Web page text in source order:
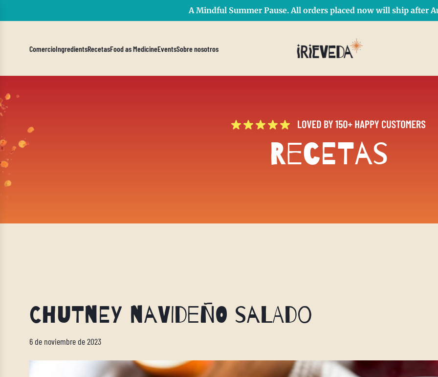
A Mindful Summer Pause. All orders placed now will ship after
Free Shipping on orders over $50 Use Code: IRIEDAYSHOP NOW
ComercioIngredientsRecetasFood as MedicineEventsSobre nosotros
Recetas
Chutney navideño salado
6 de noviembre de 2023